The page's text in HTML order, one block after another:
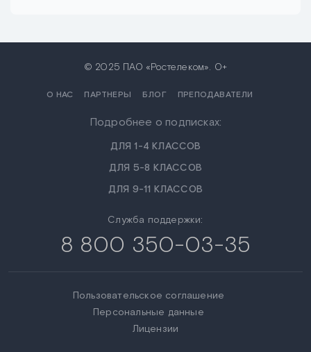
© 2025 ПАО «Ростелеком». 0+
О НАС ПАРТНЕРЫ БЛОГ ПРЕПОДАВАТЕЛИ
Подробнее о подписках:
ДЛЯ 1-4 КЛАССОВ
ДЛЯ 5-8 КЛАССОВ
ДЛЯ 9-11 КЛАССОВ
Служба поддержки:
8 800 350-03-35
Пользовательское соглашение
Персональные данные
Лицензии